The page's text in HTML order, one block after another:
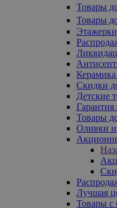
Товары
Товары
Керамика
Скидки
Детские
Гарантия
Товары
Оливки
Лучшая
Товары с